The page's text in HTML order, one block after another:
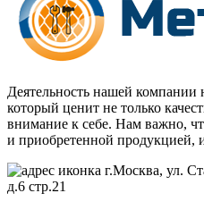
Деятельность нашей компании
который ценит не только
внимание к себе. Нам важно,
и приобретенной продукцией,
г.Москва, ул.
д.6 стр.21